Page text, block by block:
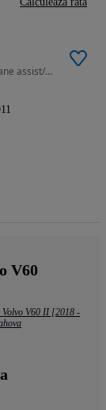
1560 cm3 • 115 CP • R-design/Distronic/Blis assist/Lane assist/Navigatie/Sistem audio PS
V60
Volvo V60 II [2018 -